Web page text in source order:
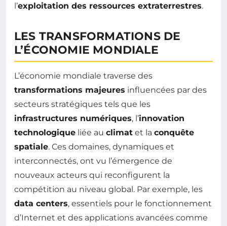
l’exploitation des ressources extraterrestres.
LES TRANSFORMATIONS DE
L’ÉCONOMIE MONDIALE
L’économie mondiale traverse des
transformations majeures influencées par des
secteurs stratégiques tels que les
infrastructures numériques, l’innovation
technologique liée au climat et la conquête
spatiale. Ces domaines, dynamiques et
interconnectés, ont vu l’émergence de
nouveaux acteurs qui reconfigurent la
compétition au niveau global. Par exemple, les
data centers, essentiels pour le fonctionnement
d’Internet et des applications avancées comme